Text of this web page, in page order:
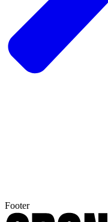
Footer